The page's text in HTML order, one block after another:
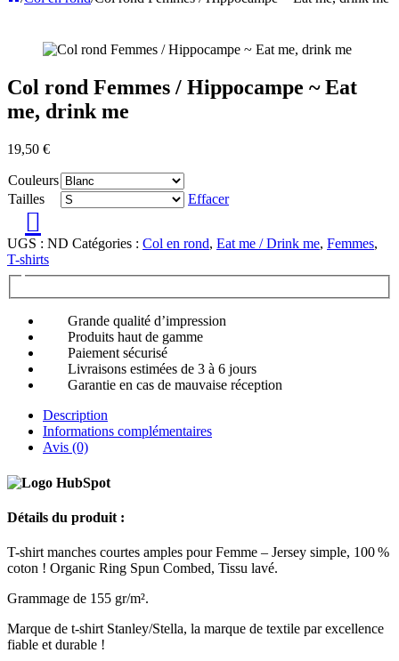
Col rond Femmes / Hippocampe ~ Eat
me, drink me
19,50 €
Couleurs
Tailles
Effacer
UGS : ND Catégories : Col en rond, Eat me / Drink me, Femmes,
T-shirts
Grande qualité d’impression
Produits haut de gamme
Paiement sécurisé
Livraisons estimées de 3 à 6 jours
Garantie en cas de mauvaise réception
Description
Informations complémentaires
Avis (0)
Détails du produit :
T-shirt manches courtes amples pour Femme – Jersey simple, 100 %
coton ! Organic Ring Spun Combed, Tissu lavé.
Grammage de 155 gr/m².
Marque de t-shirt Stanley/Stella, la marque de textile par excellence
fiable et durable !